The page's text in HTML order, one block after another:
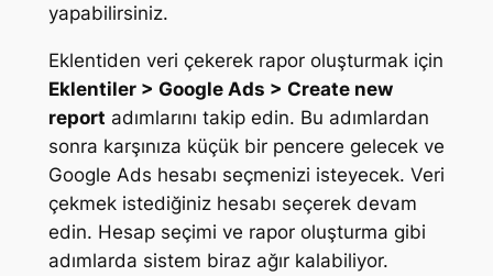
yapabilirsiniz.
Eklentiden veri çekerek rapor oluşturmak için
Eklentiler > Google Ads > Create new
report adımlarını takip edin. Bu adımlardan
sonra karşınıza küçük bir pencere gelecek ve
Google Ads hesabı seçmenizi isteyecek. Veri
çekmek istediğiniz hesabı seçerek devam
edin. Hesap seçimi ve rapor oluşturma gibi
adımlarda sistem biraz ağır kalabiliyor.